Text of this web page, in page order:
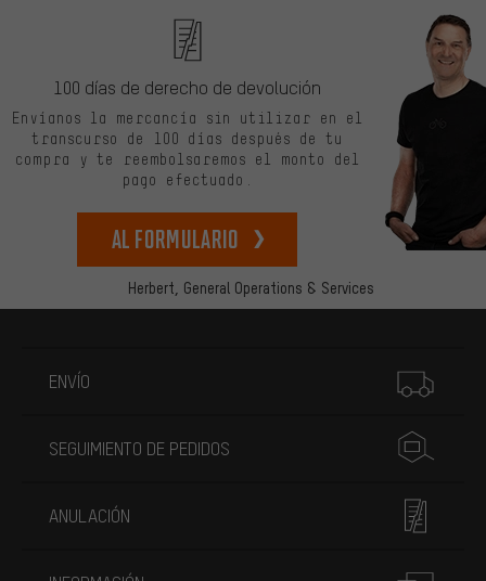
Herbert, General Operations & Services
100 días de derecho de devolución
Envíanos la mercancía sin utilizar en el
transcurso de 100 días después de tu
compra y te reembolsaremos el monto del
pago efectuado.
Al formulario
ENVÍO
SEGUIMIENTO DE PEDIDOS
ANULACIÓN